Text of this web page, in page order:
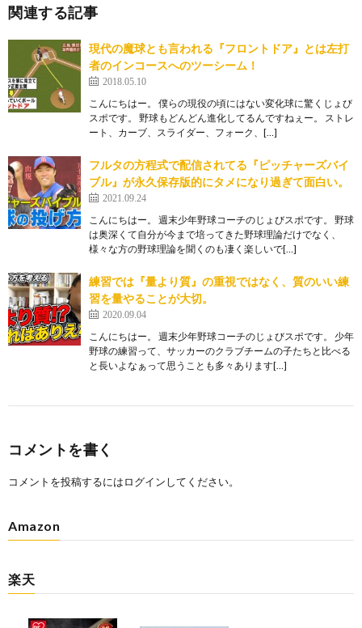
関連する記事
現代の魔球とも言われる『フロントドア』とは左打
者のインコースへのツーシーム！
2018.05.10
こんにちはー。 僕らの現役の頃にはない変化球に驚くじょび
スポです。 野球もどんどん進化してるんですねぇー。 ストレ
ート、カーブ、スライダー、フォーク、[…]
フルタの方程式で配信されてる『ピッチャーズバイ
ブル』が永久保存版的にタメになり過ぎて面白い。
2021.09.24
こんにちはー。 週末少年野球コーチのじょびスポです。 野球
は奥深くて自分が今まで培ってきた野球理論だけでなく、
様々な方の野球理論を聞くのも凄く楽しいで[…]
練習では『量より質』の重視ではなく、質のいい練
習を量やることが大切。
2020.09.04
こんにちはー。 週末少年野球コーチのじょびスポです。 少年
野球の練習って、サッカーのクラブチームの子たちと比べる
と長いよなぁって思うことも多々あります[…]
コメントを書く
コメントを投稿するにはログインしてください。
Amazon
楽天